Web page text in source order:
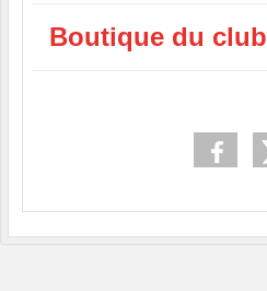
Boutique du club